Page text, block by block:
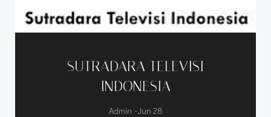
SUTRADARA TELEVISI
INDONESIA
Admin -Jun 28